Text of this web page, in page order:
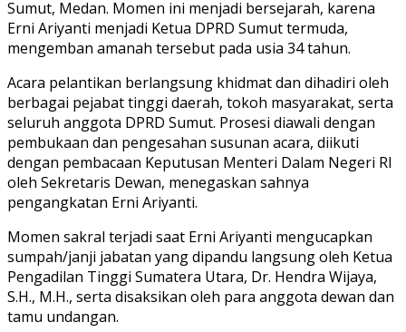
Sumut, Medan. Momen ini menjadi bersejarah, karena
Erni Ariyanti menjadi Ketua DPRD Sumut termuda,
mengemban amanah tersebut pada usia 34 tahun.
Acara pelantikan berlangsung khidmat dan dihadiri oleh
berbagai pejabat tinggi daerah, tokoh masyarakat, serta
seluruh anggota DPRD Sumut. Prosesi diawali dengan
pembukaan dan pengesahan susunan acara, diikuti
dengan pembacaan Keputusan Menteri Dalam Negeri RI
oleh Sekretaris Dewan, menegaskan sahnya
pengangkatan Erni Ariyanti.
Momen sakral terjadi saat Erni Ariyanti mengucapkan
sumpah/janji jabatan yang dipandu langsung oleh Ketua
Pengadilan Tinggi Sumatera Utara, Dr. Hendra Wijaya,
S.H., M.H., serta disaksikan oleh para anggota dewan dan
tamu undangan.